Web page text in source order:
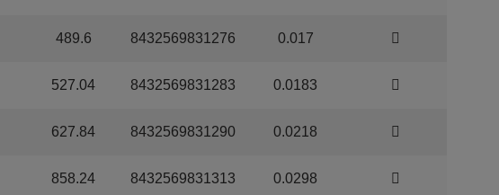
489.6 8432569831276 0.017
527.04 8432569831283 0.0183
627.84 8432569831290 0.0218
858.24 8432569831313 0.0298